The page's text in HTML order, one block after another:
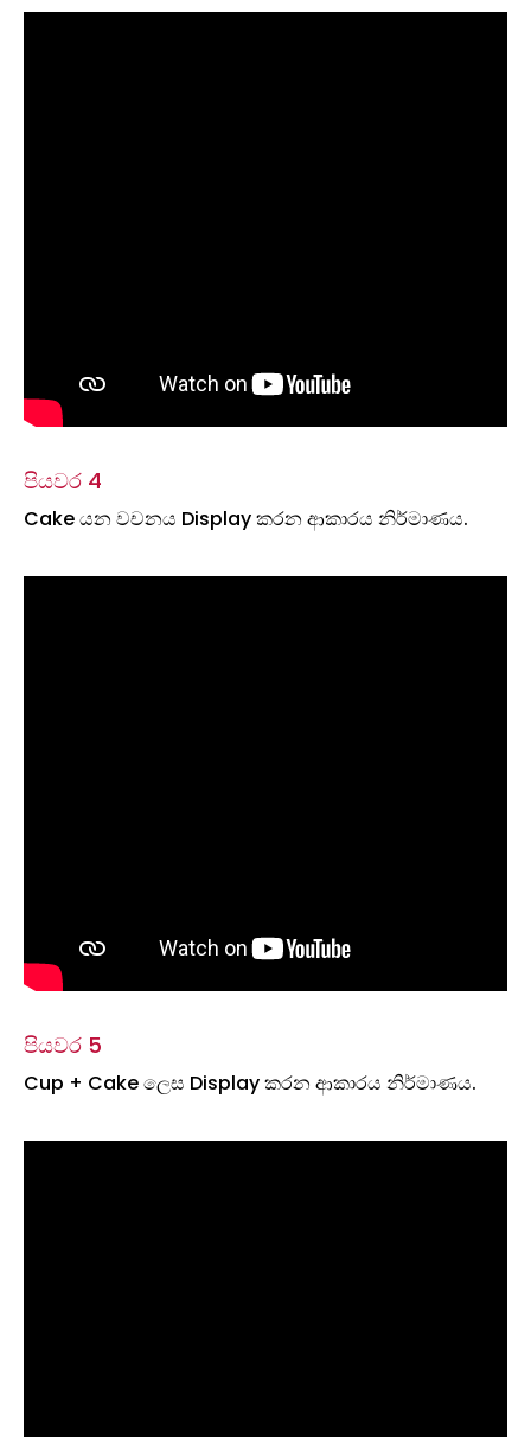
පියවර 4
Cake යන වචනය Display කරන ආකාරය නිර්මාණය.
පියවර 5
Cup + Cake ලෙස Display කරන ආකාරය නිර්මාණය.